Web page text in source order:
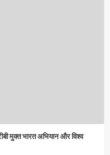
मुक्त भारत अभियान और विश्व